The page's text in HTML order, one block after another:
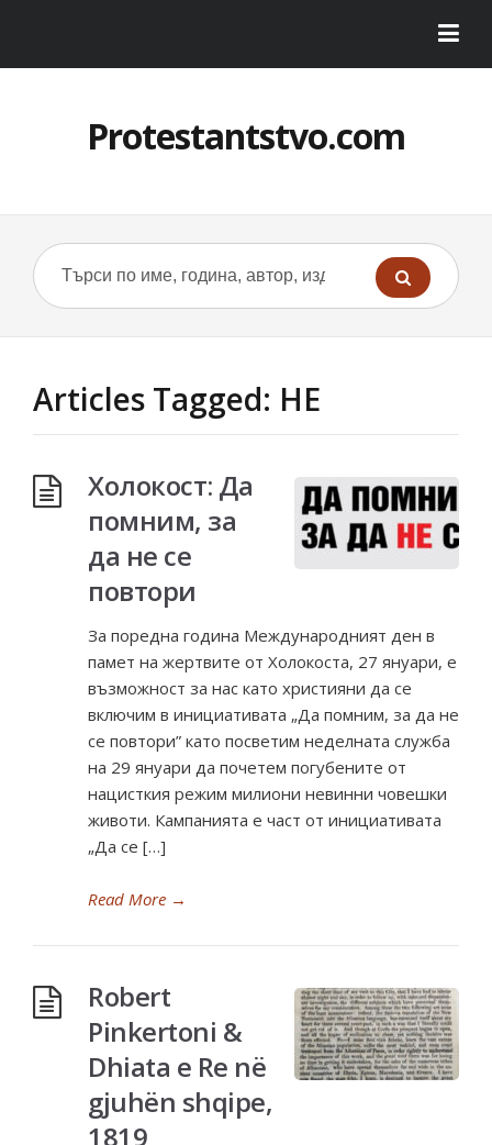
Protestantstvo.com
Articles Tagged: НЕ
Холокост: Да
помним, за
да не се
повтори
За поредна година Международният ден в
памет на жертвите от Холокоста, 27 януари, е
възможност за нас като християни да се
включим в инициативата „Да помним, за да не
се повтори” като посветим неделната служба
на 29 януари да почетем погубените от
нацисткия режим милиони невинни човешки
животи. Кампанията е част от инициативата
„Да се […]
Read More →
Robert
Pinkertoni &
Dhiata e Re në
gjuhën shqipe,
1819